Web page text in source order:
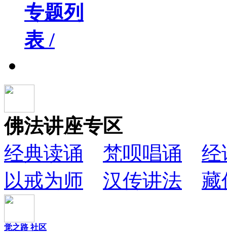
专题列
表 /
佛法讲座专区
经典读诵
梵呗唱诵
经
以戒为师
汉传讲法 藏
觉之路 社区